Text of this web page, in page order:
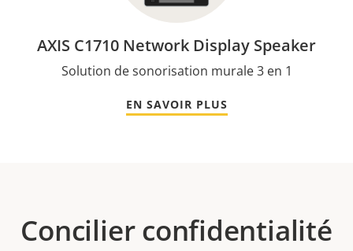
AXIS C1710 Network Display Speaker
Solution de sonorisation murale 3 en 1
EN SAVOIR PLUS
Concilier confidentialité